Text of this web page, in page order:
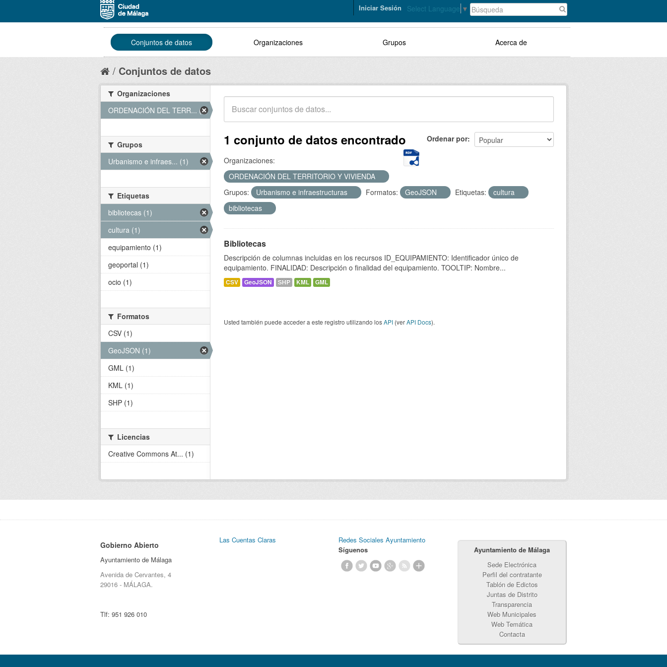
Select Language ▼
Iniciar Sesión
Conjuntos de datos Organizaciones Grupos Acerca de
Conjuntos de datos
Ordenar por
1 conjunto de datos encontrado
Organizaciones:
ORDENACIÓN DEL TERRITORIO Y VIVIENDA
Grupos:
Urbanismo e infraestructuras Formatos: GeoJSON Etiquetas:
cultura
bibliotecas
Bibliotecas
Descripción de columnas incluidas en los recursos ID_EQUIPAMIENTO: Identificador único de
equipamiento. FINALIDAD: Descripción o finalidad del equipamiento. TOOLTIP: Nombre...
CSV GeoJSON SHP KML GML
Usted también puede acceder a este registro utilizando losAPI (verAPI Docs).
Organizaciones
ORDENACIÓN DEL TERR... (1)
Grupos
Urbanismo e infraes... (1)
Etiquetas
bibliotecas (1)
cultura (1)
equipamiento (1)
geoportal (1)
ocio (1)
Formatos
CSV (1)
GeoJSON (1)
GML (1)
KML (1)
SHP (1)
Licencias
Creative Commons At... (1)
Gobierno Abierto
Ayuntamiento de Málaga
Avenida de Cervantes, 4
29016 - MÁLAGA.
Tlf: 951 926 010
Las Cuentas Claras
Redes Sociales Ayuntamiento
Síguenos
Ayuntamiento de Málaga
Sede Electrónica
Perfil del contratante
Tablón de Edictos
Juntas de Distrito
Transparencia
Web Municipales
Web Temática
Contacta